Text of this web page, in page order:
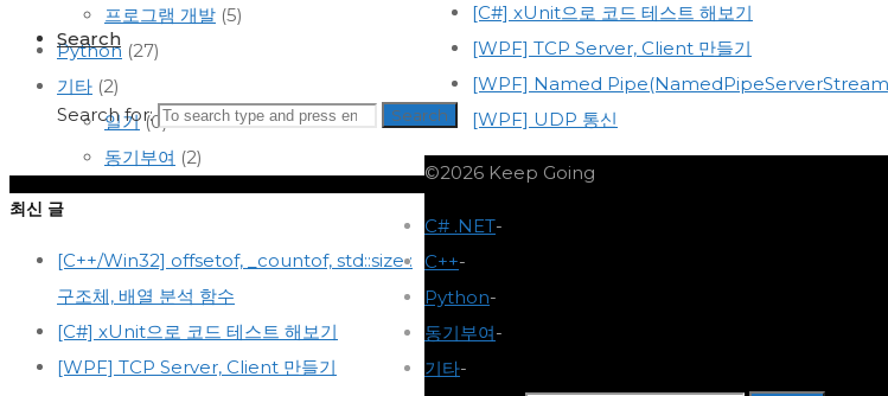
Search
Search for: Search
[C#] xUnit으로 코드 테스트 해보기
[WPF] TCP Server, Client 만들기
[WPF] Named
[WPF] UDP 통신
프로그램 개발 (5)
Python (27)
기타 (2)
일기(0)
동기부여 (2)
최신 글
[C++/Win32] offsetof, _countof, std::size :
구조체, 배열 분석 함수
[C#] xUnit으로 코드 테스트 해보기
[WPF] TCP Server, Client 만들기
©2026 Keep Going
C# .NET-
C++-
Python-
동기부여-
기타-